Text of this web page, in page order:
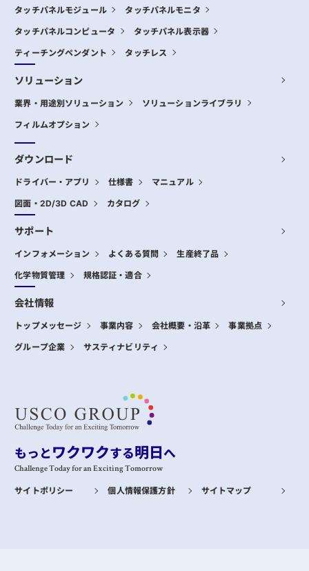
もっとワクワクする明日へ
Challenge Today for an Exciting Tomorrow
サイトポリシー 個人情報保護方針 サイトマップ
タッチパネルモジュール タッチパネルモニタ
タッチパネルコンピュータ タッチパネル表示器
ティーチングペンダント タッチレス
ソリューション
業界・用途別ソリューション ソリューションライブラリ
フィルムオプション
ダウンロード
ドライバー・アプリ 仕様書 マニュアル
図面・2D/3D CAD カタログ
サポート
インフォメーション よくある質問 生産終了品
化学物質管理 規格認証・適合
会社情報
トップメッセージ 事業内容 会社概要・沿革 事業拠点
グループ企業 サスティナビリティ